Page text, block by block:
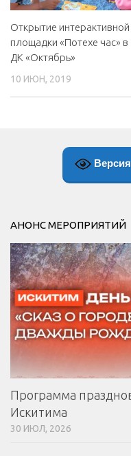
Открытие интерактивной
площадки «Потехе час» в
ДК «Октябрь»
10 ИЮН, 2019
АНОНС МЕРОПРИЯТИЙ
Программа
Искитима
30 ИЮЛ, 2026